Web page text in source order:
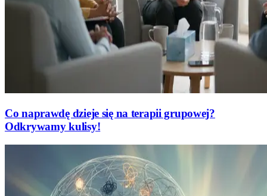
Co naprawdę dzieje się na terapii grupowej?
Odkrywamy kulisy!